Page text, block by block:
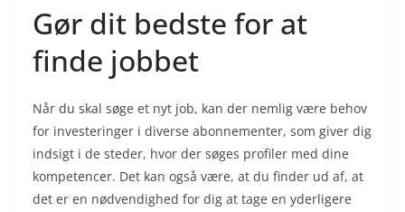
Gør dit bedste for at
finde jobbet
Når du skal søge et nyt job, kan der nemlig være behov
for investeringer i diverse abonnementer, som giver dig
indsigt i de steder, hvor der søges profiler med dine
kompetencer. Det kan også være, at du finder ud af, at
det er en nødvendighed for dig at tage en yderligere